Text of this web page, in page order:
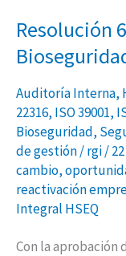
Resolución
Auditoría Interna,
22316, ISO 39001,
Bioseguridad,
de gestión/rgi/
cambio,
reactivación
Integral HSEQ
Con la aprobación